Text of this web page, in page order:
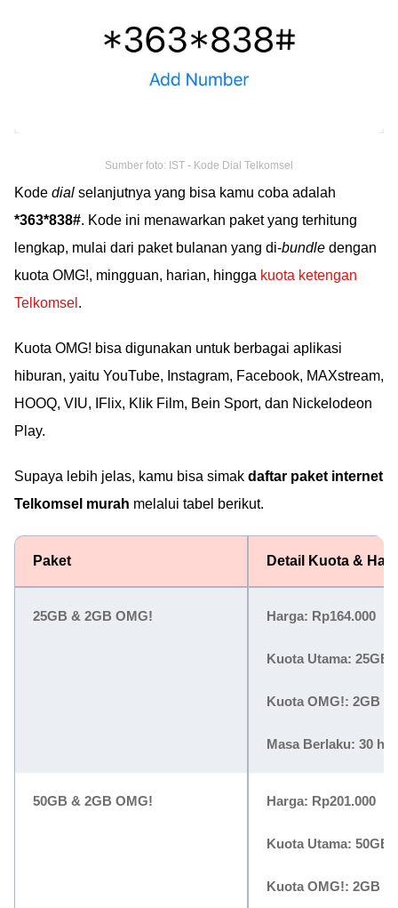
Sumber foto: IST - Kode Dial Telkomsel
Kode dial selanjutnya yang bisa kamu coba adalah
*363*838#. Kode ini menawarkan paket yang terhitung
lengkap, mulai dari paket bulanan yang di-bundle dengan
kuota OMG!, mingguan, harian, hingga kuota ketengan
Telkomsel .
Kuota OMG! bisa digunakan untuk berbagai aplikasi
hiburan, yaitu YouTube, Instagram, Facebook, MAXstream,
HOOQ, VIU, IFlix, Klik Film, Bein Sport, dan Nickelodeon
Play.
Supaya lebih jelas, kamu bisa simak daftar paket internet
Telkomsel murah melalui tabel berikut.
Paket Detail Kuota &
25GB & 2GB OMG! Harga: Rp164.000
Kuota Utama: 25GB
Kuota OMG!: 2GB
Masa Berlaku: 30
50GB & 2GB OMG! Harga: Rp201.000
Kuota Utama: 50GB
Kuota OMG!: 2GB